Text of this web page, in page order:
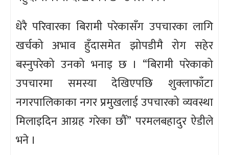
धेरै परिवारका बिरामी परेकासँग उपचारका लागि
खर्चको अभाव हुँदासमेत झोपडीमै रोग सहेर
बस्नुपरेको उनको भनाइ छ । “बिरामी परेकाको
उपचारमा समस्या देखिएपछि शुक्लाफाँटा
नगरपालिकाका नगर प्रमुखलाई उपचारको व्यवस्था
मिलाइदिन आग्रह गरेका छौँ” परमलबहादुर ऐडीले
भने ।